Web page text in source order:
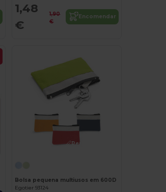
1,48
€
1,90
€
Encomendar
Personalize-o!
Bolsa pequena multiusos em 600D
Egotier 93124